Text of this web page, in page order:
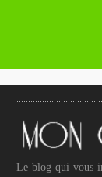
Le blog qui vous